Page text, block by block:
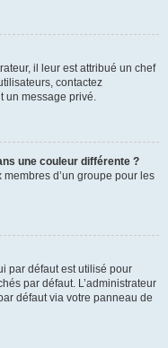
il leur est attribué un chef
contactez
un message privé.
une couleur différente ?
d’un groupe pour les
par défaut est utilisé pour
par défaut. L’administrateur
défaut via votre panneau de